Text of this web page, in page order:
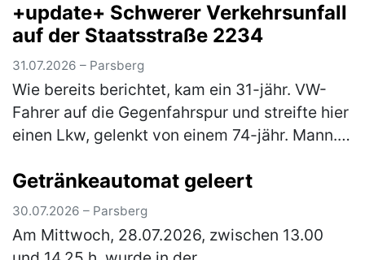
(mehr)
+update+ Schwerer Verkehrsunfall
auf der Staatsstraße 2234
31.07.2026 – Parsberg
Wie bereits berichtet, kam ein 31-jähr. VW-
Fahrer auf die Gegenfahrspur und streifte hier
einen Lkw, gelenkt von einem 74-jähr. Mann.
zwei entgegenkommende…(mehr)
Getränkeautomat geleert
30.07.2026 – Parsberg
Am Mittwoch, 28.07.2026, zwischen 13.00